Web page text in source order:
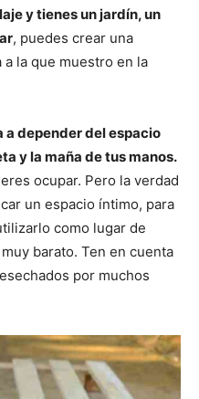
y tienes un jardín, un
, puedes crear una
a la que muestro en la
a depender del espacio
y la maña de tus manos.
ocupar. Pero la verdad
un espacio íntimo, para
como lugar de
barato. Ten en cuenta
por muchos